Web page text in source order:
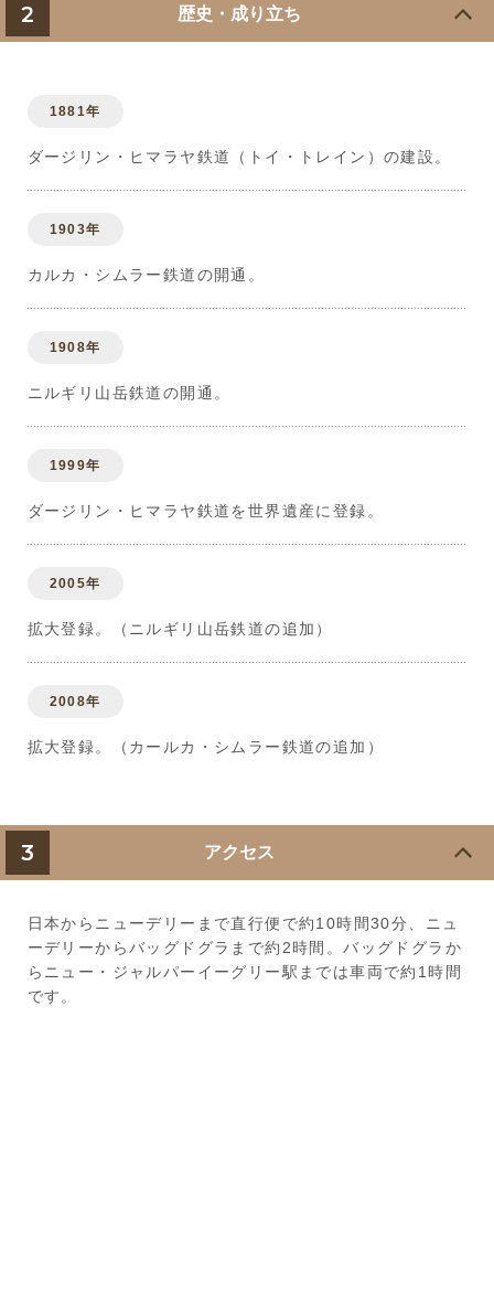
2 歴史・成り立ち
1881年
ダージリン・ヒマラヤ鉄道（トイ・トレイン）の建設。
1903年
カルカ・シムラー鉄道の開通。
1908年
ニルギリ山岳鉄道の開通。
1999年
ダージリン・ヒマラヤ鉄道を世界遺産に登録。
2005年
拡大登録。（ニルギリ山岳鉄道の追加）
2008年
拡大登録。（カールカ・シムラー鉄道の追加）
3 アクセス
日本からニューデリーまで直行便で約10時間30分、ニュ
ーデリーからバッグドグラまで約2時間。バッグドグラか
らニュー・ジャルパーイーグリー駅までは車両で約1時間
です。